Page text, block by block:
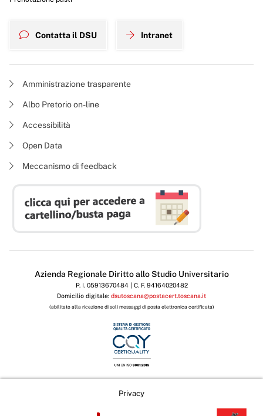
Contatta il DSU Intranet
Amministrazione trasparente
Albo Pretorio on-line
Accessibilità
Open Data
Meccanismo di feedback
Azienda Regionale Diritto allo Studio Universitario
P. I. 05913670484 | C. F. 94164020482
Domicilio digitale: dsutoscana@postacert.toscana.it
(abilitato alla ricezione di soli messaggi di posta elettronica certificata)
Privacy